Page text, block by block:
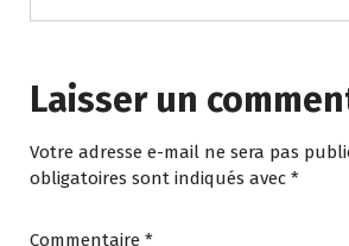
Laisser un
Votre adresse e-mail ne sera pas
obligatoires sont indiqués avec *
Commentaire *